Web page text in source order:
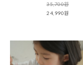
35,700원
24,990원